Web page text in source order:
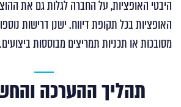
היבטי האופציות, על החברה לגלות גם את
האופציות בכל תקופת דיווח. ישנן דרישות
מסובכות או תכניות תמריצים מבוססות ביצועים.
תהליך ההערכה